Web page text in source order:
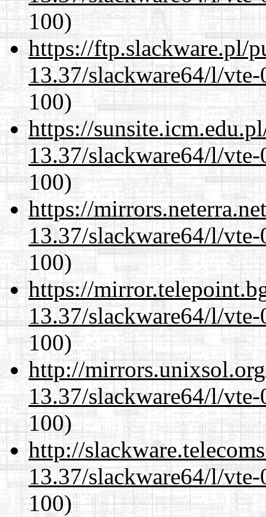
100)
https://ftp.slackware.pl/
13.37/slackware64/l/
100)
https://
13.37/slackware64/l/
100)
https://
13.37/slackware64/l/
100)
https://
13.37/slackware64/l/
100)
http://
13.37/slackware64/l/
100)
http://
13.37/slackware64/l/
100)